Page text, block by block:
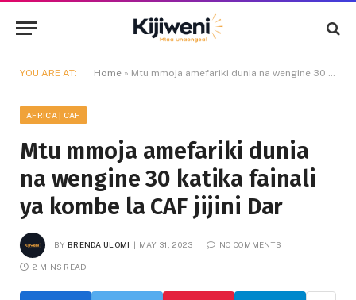
YOU ARE AT: Home » Mtu mmoja amefariki dunia na wengine 30 katika fainali ya kombe la CAF jijini Dar
AFRICA | CAF
Mtu mmoja amefariki dunia
na wengine 30 katika fainali
ya kombe la CAF jijini Dar
BY BRENDA ULOMI MAY 31, 2023 NO COMMENTS
2 MINS READ